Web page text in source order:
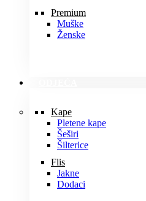
Premium
Muške
Ženske
Kape
Pletene kape
Šeširi
Šilterice
Flis
Jakne
Dodaci